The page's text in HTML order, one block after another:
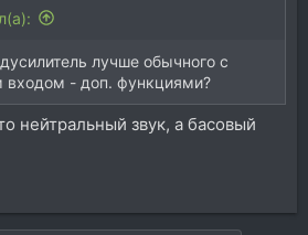
лучше обычного с
входом - доп. функциями?
нейтральный звук, а басовый